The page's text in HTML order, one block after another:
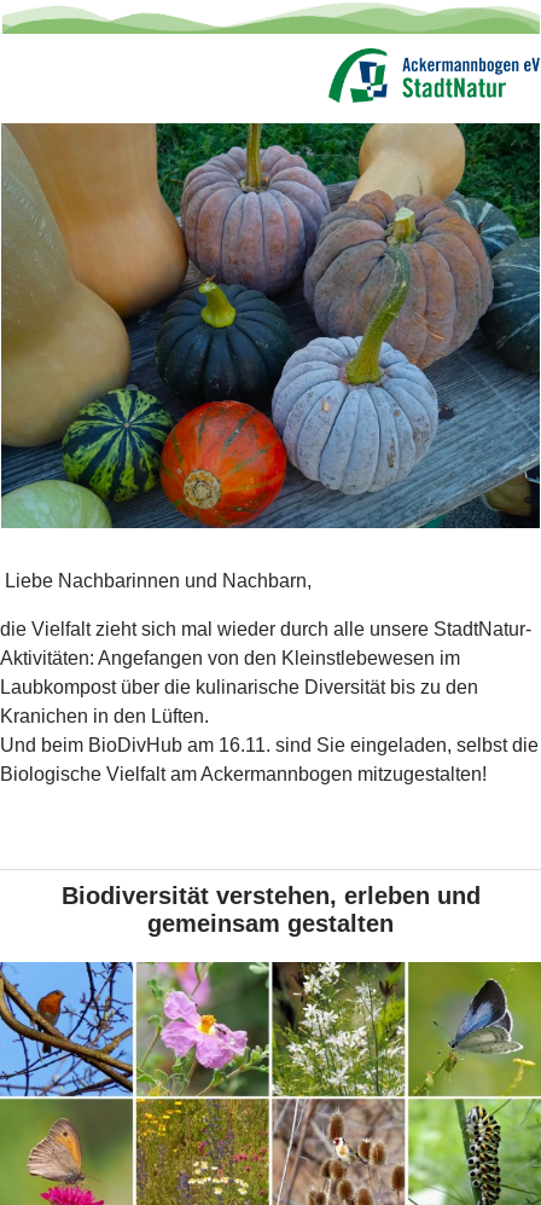
Liebe Nachbarinnen und Nachbarn,
die Vielfalt zieht sich mal wieder durch alle unsere StadtNatur-
Aktivitäten: Angefangen von den Kleinstlebewesen im
Laubkompost über die kulinarische Diversität bis zu den
Kranichen in den Lüften.
Und beim BioDivHub am 16.11. sind Sie eingeladen, selbst die
Biologische Vielfalt am Ackermannbogen mitzugestalten!
Biodiversität verstehen, erleben und
gemeinsam gestalten